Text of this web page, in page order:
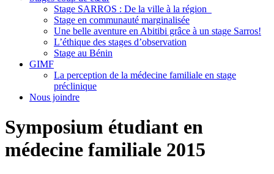
Stage SARROS : De la ville à la région
Stage en communauté marginalisée
Une belle aventure en Abitibi grâce à un stage Sarros!
L’éthique des stages d’observation
Stage au Bénin
GIMF
La perception de la médecine familiale en stage
préclinique
Nous joindre
Symposium étudiant en
médecine familiale 2015